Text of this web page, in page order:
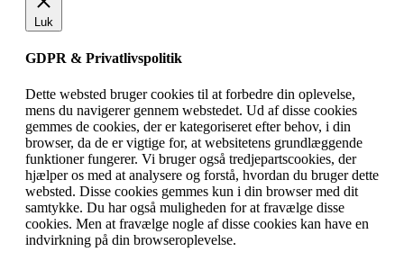
Luk
GDPR & Privatlivspolitik
Dette websted bruger cookies til at forbedre din oplevelse,
mens du navigerer gennem webstedet. Ud af disse cookies
gemmes de cookies, der er kategoriseret efter behov, i din
browser, da de er vigtige for, at websitetens grundlæggende
funktioner fungerer. Vi bruger også tredjepartscookies, der
hjælper os med at analysere og forstå, hvordan du bruger dette
websted. Disse cookies gemmes kun i din browser med dit
samtykke. Du har også muligheden for at fravælge disse
cookies. Men at fravælge nogle af disse cookies kan have en
indvirkning på din browseroplevelse.